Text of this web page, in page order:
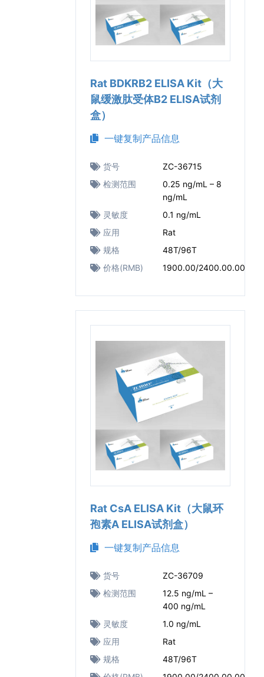
Rat BDKRB2 ELISA Kit（大
鼠缓激肽受体B2 ELISA试剂
盒）
一键复制产品信息
货号
ZC-36715
检测范围
0.25 ng/mL – 8
ng/mL
灵敏度
0.1 ng/mL
应用
Rat
规格
48T/96T
价格(RMB)
1900.00/2400.00.00
Rat CsA ELISA Kit（大鼠环
孢素A ELISA试剂盒）
一键复制产品信息
货号
ZC-36709
检测范围
12.5 ng/mL –
400 ng/mL
灵敏度
1.0 ng/mL
应用
Rat
规格
48T/96T